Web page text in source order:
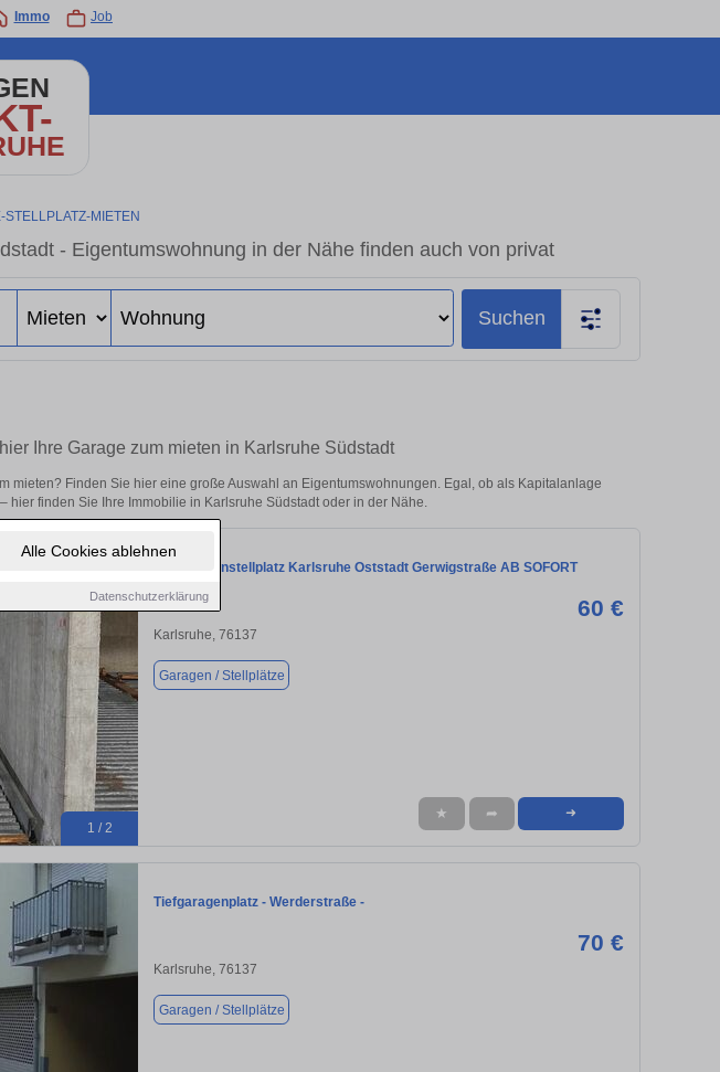
Alle Cookies ablehnen
Datenschutzerklärung
Immo Job
STELLPLATZ-MIETEN
- Eigentumswohnung in der Nähe finden auch von privat
Suchen
Ihre Garage zum mieten in Karlsruhe Südstadt
mieten? Finden Sie hier eine große Auswahl an Eigentumswohnungen. Egal, ob als Kapitalanlage
hier finden Sie Ihre Immobilie in Karlsruhe Südstadt oder in der Nähe.
1 / 2
Tiefgaragenstellplatz Karlsruhe Oststadt Gerwigstraße AB SOFORT
60 €
Karlsruhe, 76137
Garagen / Stellplätze
★ ➦ ➜
Tiefgaragenplatz - Werderstraße -
70 €
Karlsruhe, 76137
Garagen / Stellplätze